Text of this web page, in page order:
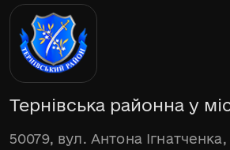
Тернівська районна у
50079, вул. Антона